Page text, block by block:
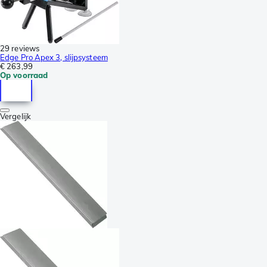
29 reviews
Edge Pro Apex 3, slijpsysteem
€ 263,99
Op voorraad
Vergelijk